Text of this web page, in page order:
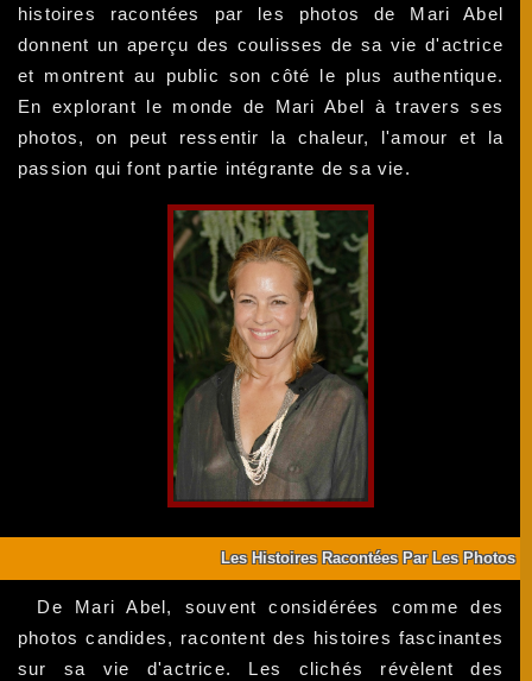
histoires racontées par les photos de Mari Abel
donnent un aperçu des coulisses de sa vie d'actrice
et montrent au public son côté le plus authentique.
En explorant le monde de Mari Abel à travers ses
photos, on peut ressentir la chaleur, l'amour et la
passion qui font partie intégrante de sa vie.
Les Histoires Racontées Par Les Photos
De Mari Abel, souvent considérées comme des
photos candides, racontent des histoires fascinantes
sur sa vie d'actrice. Les clichés révèlent des